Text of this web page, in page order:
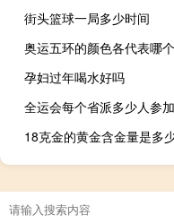
街头篮球一局多少时间
奥运五环的颜色各代表哪
孕妇过年喝水好吗
全运会每个省派多少人参加
18克金的黄金含金量是多